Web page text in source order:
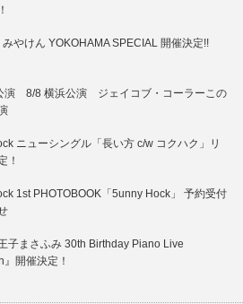
やけん YOKOHAMA SPECIAL 開催決定!!
演 8/8 横浜公演 ジェイコブ・コーラーこの
ニューシングル「長い方 c/w コクハク」リ
！
1st PHOTOBOOK「5unny Hock」 予約受付
子まさふみ 30th Birthday Piano Live
』開催決定！